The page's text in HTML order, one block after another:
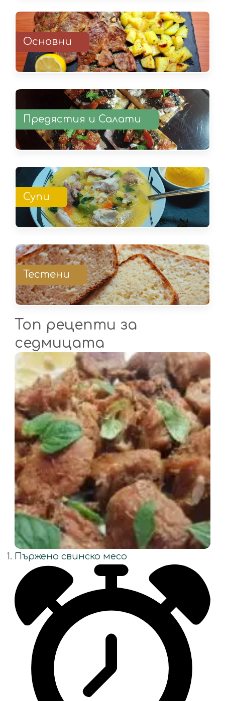
Основни
Предястия и Салати
Супи
Тестени
Топ рецепти за
седмицата
Пържено свинско месо